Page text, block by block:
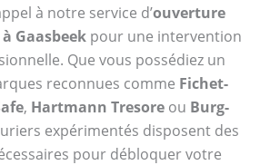
à notre service d’ouverture
Gaasbeekpour une intervention
Que vous possédiez un
reconnues comme Fichet-
, Hartmann Tresore ou Burg-
expérimentés disposent des
pour débloquer votre